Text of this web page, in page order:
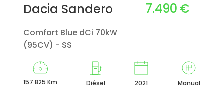
Dacia Sandero
Comfort Blue dCi 70kW
(95CV) - SS
7.490 €
157.825 Km Diésel 2021 Manual